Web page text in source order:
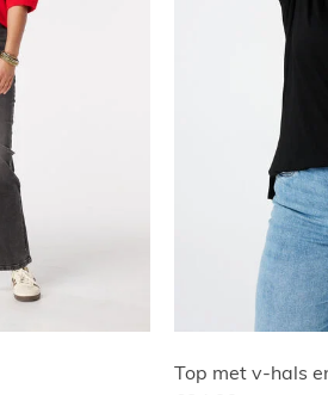
Top met v-hals